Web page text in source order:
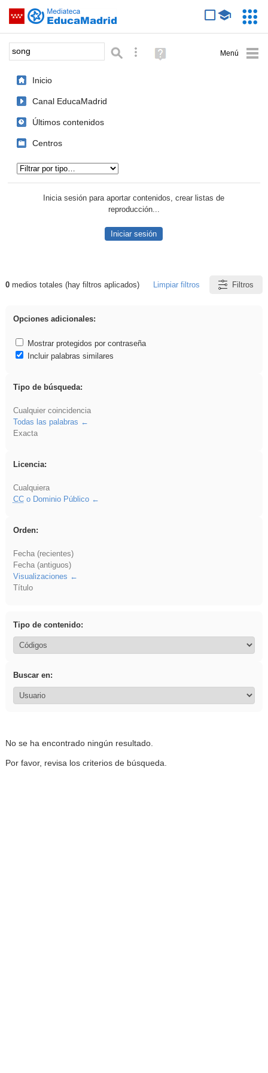
Saltar navegación
Palabra o frase: Búsqueda avanzada
Ayuda
(en
Inicio
Canal EducaMadrid
Últimos contenidos
Centros
Inicia sesión para aportar contenidos, crear listas de
reproducción...
Iniciar sesión
Resultados de: song
0medios totales (hay filtros aplicados) Limpiar filtros Filtros
Opciones adicionales:
Mostrar protegidos por contraseña
Incluir palabras similares
Tipo de búsqueda:
Cualquier coincidencia
Todas las palabras
Exacta
Licencia:
Cualquiera
CCo Dominio Público
Orden:
Fecha (recientes)
Fecha (antiguos)
Visualizaciones
Título
Tipo de contenido:
Buscar en:
No se ha encontrado ningún resultado.
Por favor, revisa los criterios de búsqueda.